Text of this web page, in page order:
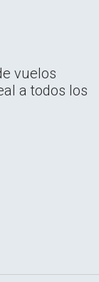
vuelos
a todos los